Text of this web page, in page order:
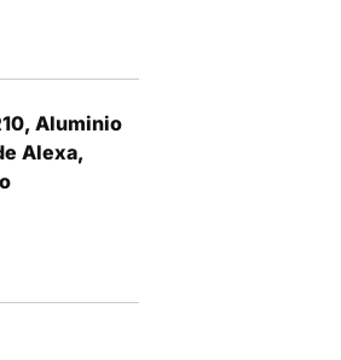
Aluminio
Alexa,